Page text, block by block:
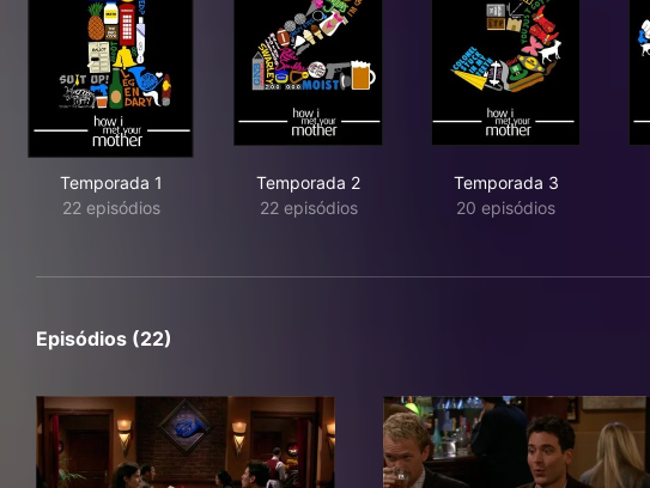
Temporada 1
22 episódios
Temporada 2
22 episódios
Temporada 3
20 episódios
Episódios (22)